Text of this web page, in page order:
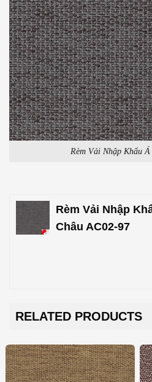
Rèm Vải Nhập Khẩu
Rèm Vải Nhập
Châu AC02-97
RELATED PRODUCTS